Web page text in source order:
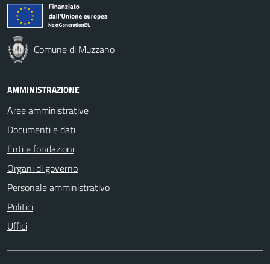
Comune di Muzzano
AMMINISTRAZIONE
Aree amministrative
Documenti e dati
Enti e fondazioni
Organi di governo
Personale amministrativo
Politici
Uffici